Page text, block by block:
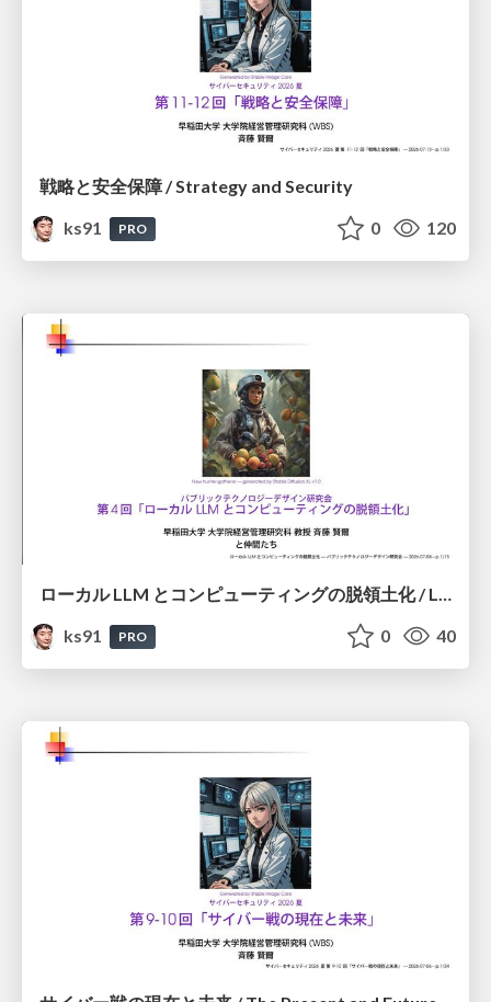
戦略と安全保障 / Strategy and Security
ks91
PRO 0 120
ローカル LLM とコンピューティングの脱領土化 / Local LLMs and Deterritorialization of Computing
ks91
PRO 0 40